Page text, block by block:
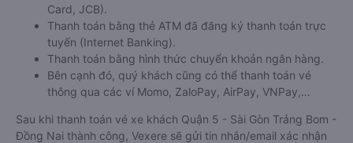
Card, JCB).
Thanh toán bằng thẻ ATM đã đăng ký thanh toán trực
tuyến (Internet Banking).
Thanh toán bằng hình thức chuyển khoản ngân hàng.
Bên cạnh đó, quý khách cũng có thể thanh toán vé
thông qua các ví Momo, ZaloPay, AirPay, VNPay,…
Sau khi thanh toán vé xe khách Quận 5 - Sài Gòn Trảng Bom -
Đồng Nai thành công, Vexere sẽ gửi tin nhắn/email xác nhận